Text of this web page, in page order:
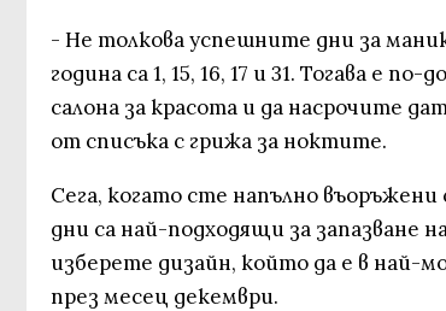
- Не толкова успешните дни за
година са 1, 15, 16, 17 и 31. Тогава е
салона за красота и да насрочите
от списъка с грижа за ноктите.
Сега, когато сте напълно
дни са най-подходящи за запазване
изберете дизайн, който да е в най-
през месец декември.